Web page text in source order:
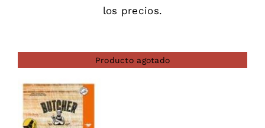
los precios.
Producto agotado